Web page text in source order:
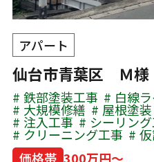
アパート
仙台市青葉区 Ｍ様
鉄部塗装工事 白線
大規模修繕 屋根塗装
注入工事 シーリン
クリーニング工事
価格帯 300万円～